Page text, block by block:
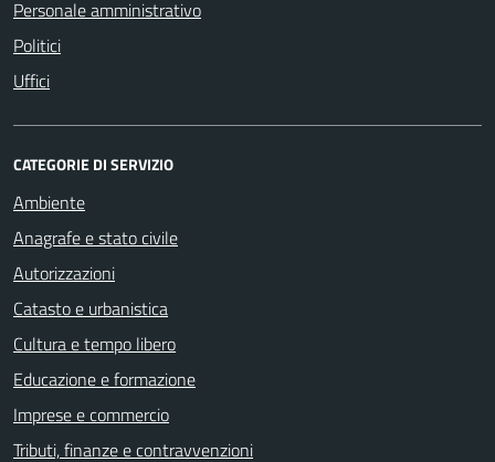
Personale amministrativo
Politici
Uffici
CATEGORIE DI SERVIZIO
Ambiente
Anagrafe e stato civile
Autorizzazioni
Catasto e urbanistica
Cultura e tempo libero
Educazione e formazione
Imprese e commercio
Tributi, finanze e contravvenzioni